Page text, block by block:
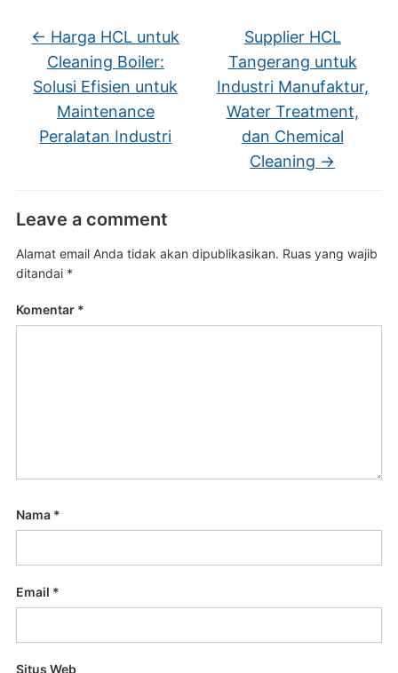
← Harga HCL untuk
Cleaning Boiler:
Solusi Efisien untuk
Maintenance
Peralatan Industri
Supplier HCL
Tangerang untuk
Industri Manufaktur,
Water Treatment,
dan Chemical
Cleaning →
Leave a comment
Alamat email Anda tidak akan dipublikasikan. Ruas yang wajib
ditandai *
Komentar *
Nama *
Email *
Situs Web